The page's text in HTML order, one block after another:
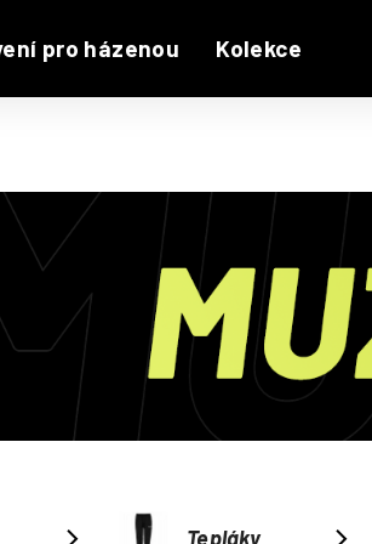
pro házenou Kolekce
Tepláky